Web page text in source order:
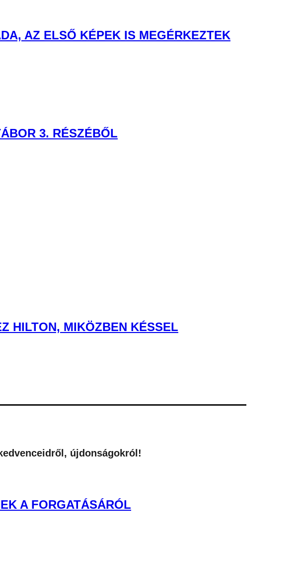
AZ ELSŐ KÉPEK IS MEGÉRKEZTEK
3. RÉSZÉBŐL
HILTON, MIKÖZBEN KÉSSEL
újdonságokról!
A FORGATÁSÁRÓL